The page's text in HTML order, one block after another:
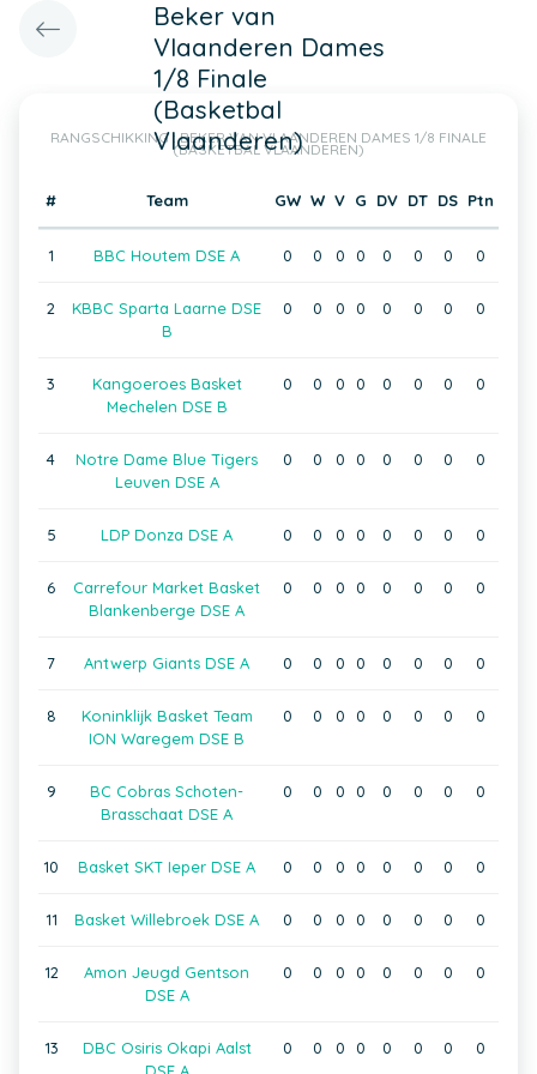
Beker van
Vlaanderen Dames
1/8 Finale
(Basketbal
Vlaanderen)
RANGSCHIKKING : BEKER VAN VLAANDEREN DAMES 1/8 FINALE
(BASKETBAL VLAANDEREN)
# Team GW W V G DV DT DS Ptn
1 BBC Houtem DSE A 0 0 0 0 0 0 0 0
2
KBBC Sparta Laarne DSE
B
0 0 0 0 0 0 0 0
3
Kangoeroes Basket
Mechelen DSE B
0 0 0 0 0 0 0 0
4
Notre Dame Blue Tigers
Leuven DSE A
0 0 0 0 0 0 0 0
5 LDP Donza DSE A 0 0 0 0 0 0 0 0
6
Carrefour Market Basket
Blankenberge DSE A
0 0 0 0 0 0 0 0
7 Antwerp Giants DSE A 0 0 0 0 0 0 0 0
8
Koninklijk Basket Team
ION Waregem DSE B
0 0 0 0 0 0 0 0
9
BC Cobras Schoten-
Brasschaat DSE A
0 0 0 0 0 0 0 0
10 Basket SKT Ieper DSE A 0 0 0 0 0 0 0 0
11 Basket Willebroek DSE A 0 0 0 0 0 0 0 0
12
Amon Jeugd Gentson
DSE A
0 0 0 0 0 0 0 0
13
DBC Osiris Okapi Aalst
0 0 0 0 0 0 0 0